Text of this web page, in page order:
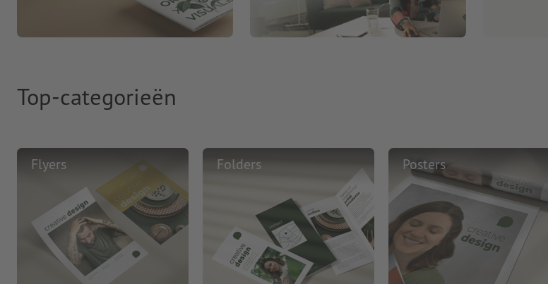
Top-categorieën
Flyers Folders Posters